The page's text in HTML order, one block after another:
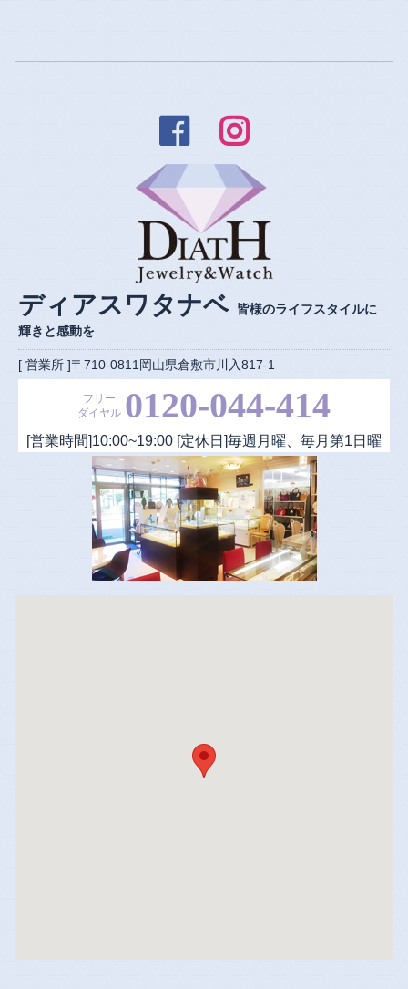
 
ディアスワタナベ 皆様のライフスタイルに
輝きと感動を
[ 営業所 ]〒710-0811岡山県倉敷市川入817-1
フリー
ダイヤル 0120-044-414
[営業時間]10:00~19:00 [定休日]毎週月曜、毎月第1日曜